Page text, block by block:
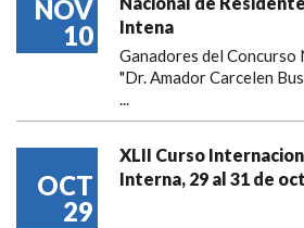
NOV
10
Intena
Ganadores del Concurso
"Dr. Amador Carcelen
...
OCT
29
XLII Curso
Interna, 29 al 31 de